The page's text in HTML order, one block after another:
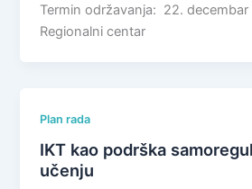
Termin održavanja: 22.
Regionalni centar
Plan rada
IKT kao podrška
učenju